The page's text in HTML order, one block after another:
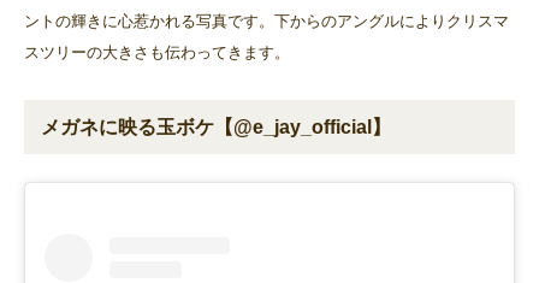
ントの輝きに心惹かれる写真です。下からのアングルによりクリスマ
スツリーの大きさも伝わってきます。
メガネに映る玉ボケ【@e_jay_official】